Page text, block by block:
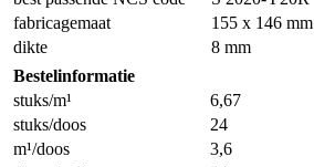
fabricagemaat
155 x 146 mm
dikte
8 mm
Bestelinformatie
stuks/m¹
6,67
stuks/doos
24
m¹/doos
3,6